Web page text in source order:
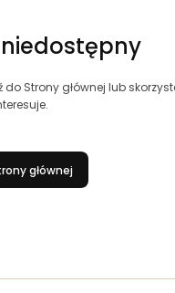
Strony głównej lub
głównej